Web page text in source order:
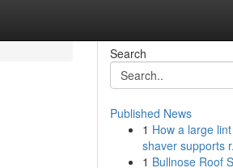
Search
Published News
1 How a large
shaver supports
1 Bullnose Roof